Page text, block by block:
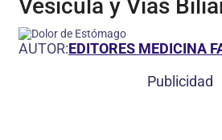
Vesícula y Vías
AUTOR:EDITORES MEDICINA
Publicidad